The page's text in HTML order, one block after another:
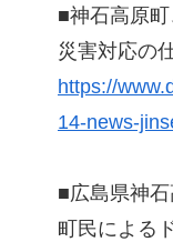
■神石高原
災害対応の
https://
14-news-
■広島県神
町民による